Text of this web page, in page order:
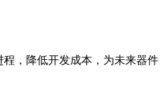
，降低开发成本，为未来器件